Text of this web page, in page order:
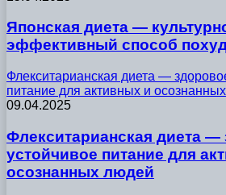
Японская диета —
эффективный способ
Флекситарианская диета —
питание для активных и
09.04.2025
Флекситарианская диета —
устойчивое питание для
осознанных людей